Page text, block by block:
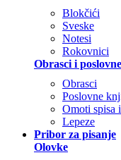
Blokčići
Sveske
Notesi
Rokovnici
Obrasci i
Obrasci
Poslovne
Omoti spisa
Lepeze
Pribor za pisanje
Olovke